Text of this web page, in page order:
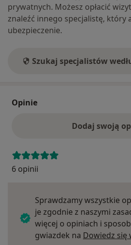
prywatnych. Możesz opłacić
znaleźć innego specjalistę, który
ubezpieczenie.
Szukaj specjalistów
Opinie
Dodaj swoją
6 opinii
Sprawdzamy wszystkie
je zgodnie z naszymi
więcej o opiniach i
gwiazdek na Dowiedz się